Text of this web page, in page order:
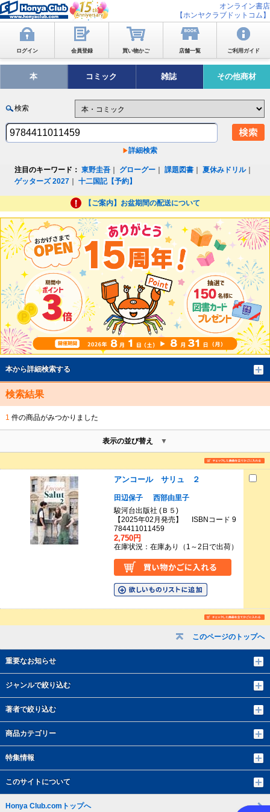
オンライン書店
【ホンヤクラブドットコム】
ログイン 会員登録 買い物かご 店舗一覧 ご利用ガイド
本 コミック 雑誌 その他商材
検索
詳細検索
注目のキーワード： 東野圭吾 グローグー ｜課題図書 ｜夏休みドリル｜
ゲッターズ 2027 ｜十二国記【予約】
【ご案内】お盆期間の配送について
このページのトップへ
重要なお知らせ
ジャンルで絞り込む
著者で絞り込む
商品カテゴリー
特集情報
このサイトについて
本から詳細検索する
検索結果
1 件の商品がみつかりました
表示の並び替え
アンコール サリュ ２
田辺保子
西部由里子
駿河台出版社 (Ｂ５)
【2025年02月発売】 ISBNコード 9
784411011459
2,750円
在庫状況：在庫あり（1～2日で出荷）
Honya Club.comトップへ